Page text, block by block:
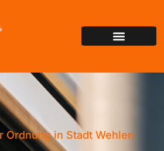
Ordnung in Stadt Wehlen